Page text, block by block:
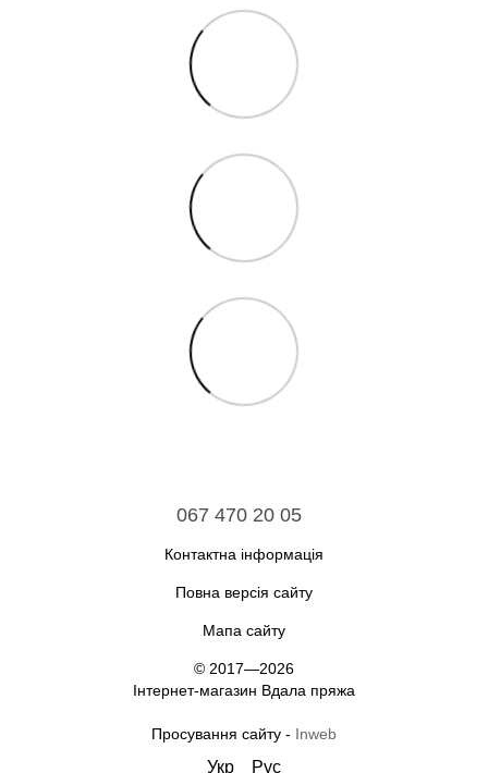
067 470 20 05
Контактна інформація
Повна версія сайту
Мапа сайту
© 2017—2026
Інтернет-магазин Вдала пряжа
Просування сайту - Inweb
Укр Рус